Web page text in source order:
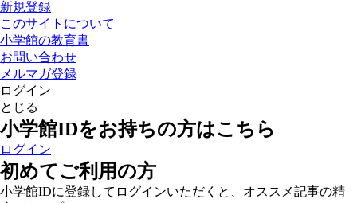
新規登録
このサイトについて
小学館の教育書
お問い合わせ
メルマガ登録
ログイン
とじる
小学館IDをお持ちの方はこちら
ログイン
初めてご利用の方
小学館IDに登録してログインいただくと、オススメ記事の精